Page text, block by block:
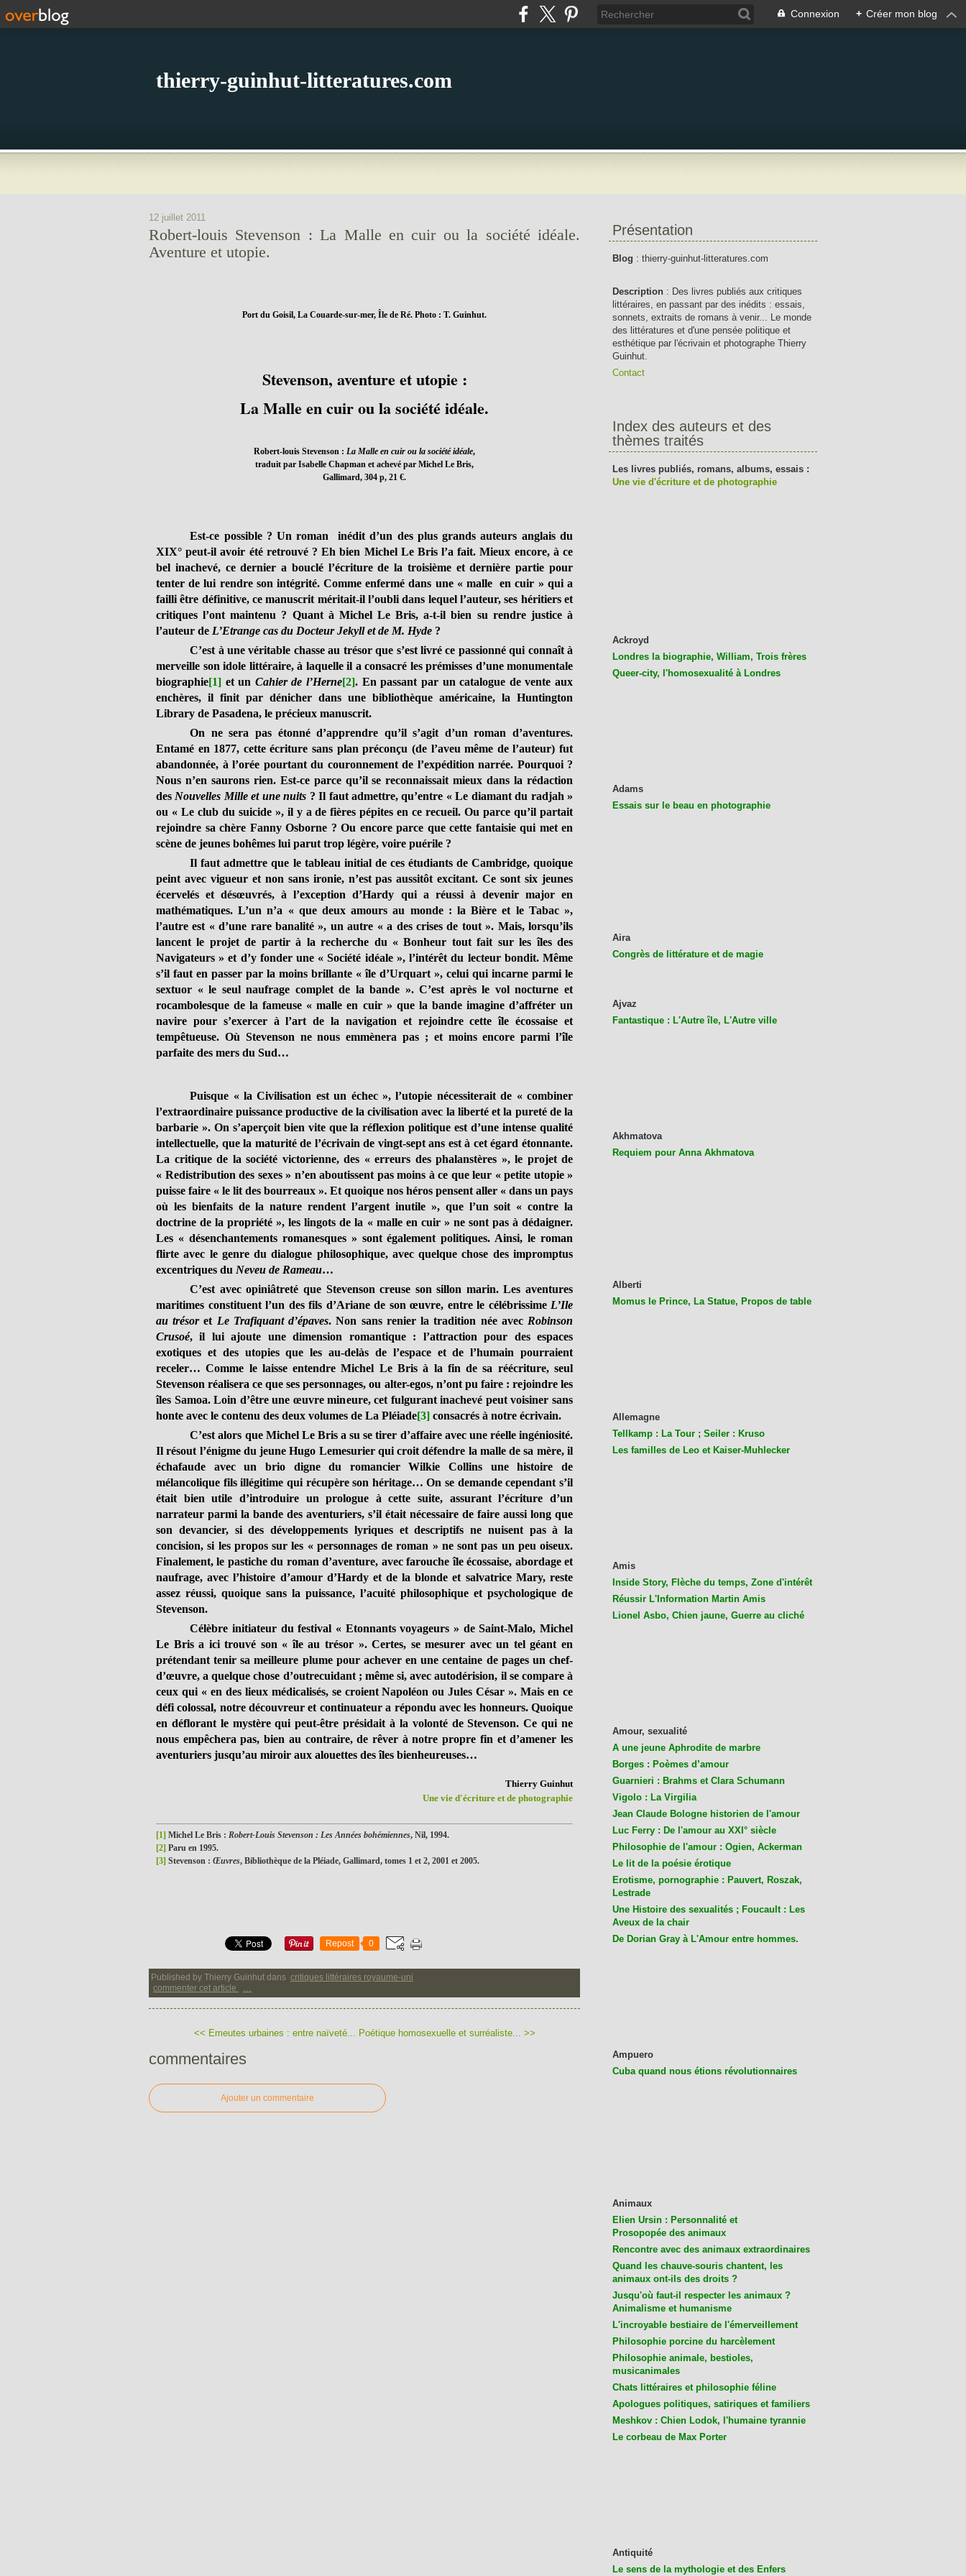
Connexion + Créer mon blog
thierry-guinhut-litteratures.com
12 juillet 2011
Robert-louis Stevenson : La Malle en cuir ou la société idéale.
Aventure et utopie.
Port du Goisil, La Couarde-sur-mer, Île de Ré. Photo : T. Guinhut.
Stevenson, aventure et utopie :
La Malle en cuir ou la société idéale.
Robert-louis Stevenson : La Malle en cuir ou la société idéale,
traduit par Isabelle Chapman et achevé par Michel Le Bris,
Gallimard, 304 p, 21 €.
Est-ce possible ? Un roman inédit d’un des plus grands auteurs anglais du
XIX° peut-il avoir été retrouvé ? Eh bien Michel Le Bris l’a fait. Mieux encore, à ce
bel inachevé, ce dernier a bouclé l’écriture de la troisième et dernière partie pour
tenter de lui rendre son intégrité. Comme enfermé dans une « malle en cuir » qui a
failli être définitive, ce manuscrit méritait-il l’oubli dans lequel l’auteur, ses héritiers et
critiques l’ont maintenu ? Quant à Michel Le Bris, a-t-il bien su rendre justice à
l’auteur de L’Etrange cas du Docteur Jekyll et de M. Hyde ?
C’est à une véritable chasse au trésor que s’est livré ce passionné qui connaît à
merveille son idole littéraire, à laquelle il a consacré les prémisses d’une monumentale
biographie[1] et un Cahier de l’Herne[2]. En passant par un catalogue de vente aux
enchères, il finit par dénicher dans une bibliothèque américaine, la Huntington
Library de Pasadena, le précieux manuscrit.
On ne sera pas étonné d’apprendre qu’il s’agit d’un roman d’aventures.
Entamé en 1877, cette écriture sans plan préconçu (de l’aveu même de l’auteur) fut
abandonnée, à l’orée pourtant du couronnement de l’expédition narrée. Pourquoi ?
Nous n’en saurons rien. Est-ce parce qu’il se reconnaissait mieux dans la rédaction
des Nouvelles Mille et une nuits ? Il faut admettre, qu’entre « Le diamant du radjah »
ou « Le club du suicide », il y a de fières pépites en ce recueil. Ou parce qu’il partait
rejoindre sa chère Fanny Osborne ? Ou encore parce que cette fantaisie qui met en
scène de jeunes bohêmes lui parut trop légère, voire puérile ?
Il faut admettre que le tableau initial de ces étudiants de Cambridge, quoique
peint avec vigueur et non sans ironie, n’est pas aussitôt excitant. Ce sont six jeunes
écervelés et désœuvrés, à l’exception d’Hardy qui a réussi à devenir major en
mathématiques. L’un n’a « que deux amours au monde : la Bière et le Tabac »,
l’autre est « d’une rare banalité », un autre « a des crises de tout ». Mais, lorsqu’ils
lancent le projet de partir à la recherche du « Bonheur tout fait sur les îles des
Navigateurs » et d’y fonder une « Société idéale », l’intérêt du lecteur bondit. Même
s’il faut en passer par la moins brillante « île d’Urquart », celui qui incarne parmi le
sextuor « le seul naufrage complet de la bande ». C’est après le vol nocturne et
rocambolesque de la fameuse « malle en cuir » que la bande imagine d’affréter un
navire pour s’exercer à l’art de la navigation et rejoindre cette île écossaise et
tempêtueuse. Où Stevenson ne nous emmènera pas ; et moins encore parmi l’île
parfaite des mers du Sud…
Puisque « la Civilisation est un échec », l’utopie nécessiterait de « combiner
l’extraordinaire puissance productive de la civilisation avec la liberté et la pureté de la
barbarie ». On s’aperçoit bien vite que la réflexion politique est d’une intense qualité
intellectuelle, que la maturité de l’écrivain de vingt-sept ans est à cet égard étonnante.
La critique de la société victorienne, des « erreurs des phalanstères », le projet de
« Redistribution des sexes » n’en aboutissent pas moins à ce que leur « petite utopie »
puisse faire « le lit des bourreaux ». Et quoique nos héros pensent aller « dans un pays
où les bienfaits de la nature rendent l’argent inutile », que l’un soit « contre la
doctrine de la propriété », les lingots de la « malle en cuir » ne sont pas à dédaigner.
Les « désenchantements romanesques » sont également politiques. Ainsi, le roman
flirte avec le genre du dialogue philosophique, avec quelque chose des impromptus
excentriques du Neveu de Rameau…
C’est avec opiniâtreté que Stevenson creuse son sillon marin. Les aventures
maritimes constituent l’un des fils d’Ariane de son œuvre, entre le célébrissime L’Ile
au trésoret Le Trafiquant d’épaves. Non sans renier la tradition née avec Robinson
Crusoé, il lui ajoute une dimension romantique : l’attraction pour des espaces
exotiques et des utopies que les au-delàs de l’espace et de l’humain pourraient
receler… Comme le laisse entendre Michel Le Bris à la fin de sa réécriture, seul
Stevenson réalisera ce que ses personnages, ou alter-egos, n’ont pu faire : rejoindre les
îles Samoa. Loin d’être une œuvre mineure, cet fulgurant inachevé peut voisiner sans
honte avec le contenu des deux volumes de La Pléiade[3] consacrés à notre écrivain.
C’est alors que Michel Le Bris a su se tirer d’affaire avec une réelle ingéniosité.
Il résout l’énigme du jeune Hugo Lemesurier qui croit défendre la malle de sa mère, il
échafaude avec un brio digne du romancier Wilkie Collins une histoire de
mélancolique fils illégitime qui récupère son héritage… On se demande cependant s’il
était bien utile d’introduire un prologue à cette suite, assurant l’écriture d’un
narrateur parmi la bande des aventuriers, s’il était nécessaire de faire aussi long que
son devancier, si des développements lyriques et descriptifs ne nuisent pas à la
concision, si les propos sur les « personnages de roman » ne sont pas un peu oiseux.
Finalement, le pastiche du roman d’aventure, avec farouche île écossaise, abordage et
naufrage, avec l’histoire d’amour d’Hardy et de la blonde et salvatrice Mary, reste
assez réussi, quoique sans la puissance, l’acuité philosophique et psychologique de
Stevenson.
Célèbre initiateur du festival « Etonnants voyageurs » de Saint-Malo, Michel
Le Bris a ici trouvé son « île au trésor ». Certes, se mesurer avec un tel géant en
prétendant tenir sa meilleure plume pour achever en une centaine de pages un chef-
d’œuvre, a quelque chose d’outrecuidant ; même si, avec autodérision, il se compare à
ceux qui « en des lieux médicalisés, se croient Napoléon ou Jules César ». Mais en ce
défi colossal, notre découvreur et continuateur a répondu avec les honneurs. Quoique
en déflorant le mystère qui peut-être présidait à la volonté de Stevenson. Ce qui ne
nous empêchera pas, bien au contraire, de rêver à notre propre fin et d’amener les
aventuriers jusqu’au miroir aux alouettes des îles bienheureuses…
Thierry Guinhut
Une vie d'écriture et de photographie
[1] Michel Le Bris : Robert-Louis Stevenson : Les Années bohémiennes, Nil, 1994.
[2] Paru en 1995.
[3] Stevenson : Œuvres, Bibliothèque de la Pléiade, Gallimard, tomes 1 et 2, 2001 et 2005.
Repost 0
Published by Thierry Guinhut dans critiques littéraires royaume-uni
commenter cet article
…
<< Emeutes urbaines : entre naïveté... Poétique homosexuelle et surréaliste... >>
commentaires
Ajouter un commentaire
Présentation
Blog : thierry-guinhut-litteratures.com
Description : Des livres publiés aux critiques
littéraires, en passant par des inédits : essais,
sonnets, extraits de romans à venir... Le monde
des littératures et d'une pensée politique et
esthétique par l'écrivain et photographe Thierry
Guinhut.
Contact
Index des auteurs et des
thèmes traités
Les livres publiés, romans, albums, essais :
Une vie d'écriture et de photographie
Ackroyd
Londres la biographie, William, Trois frères
Queer-city, l'homosexualité à Londres
Adams
Essais sur le beau en photographie
Aira
Congrès de littérature et de magie
Ajvaz
Fantastique : L'Autre île, L'Autre ville
Akhmatova
Requiem pour Anna Akhmatova
Alberti
Momus le Prince, La Statue, Propos de table
Allemagne
Tellkamp : La Tour ; Seiler : Kruso
Les familles de Leo et Kaiser-Muhlecker
Amis
Inside Story, Flèche du temps, Zone d'intérêt
Réussir L'Information Martin Amis
Lionel Asbo, Chien jaune, Guerre au cliché
Amour, sexualité
A une jeune Aphrodite de marbre
Borges : Poèmes d’amour
Guarnieri : Brahms et Clara Schumann
Vigolo : La Virgilia
Jean Claude Bologne historien de l'amour
Luc Ferry : De l'amour au XXI° siècle
Philosophie de l'amour : Ogien, Ackerman
Le lit de la poésie érotique
Erotisme, pornographie : Pauvert, Roszak,
Lestrade
Une Histoire des sexualités ; Foucault : Les
Aveux de la chair
De Dorian Gray à L'Amour entre hommes.
Ampuero
Cuba quand nous étions révolutionnaires
Animaux
Elien Ursin : Personnalité et
Prosopopée des animaux
Rencontre avec des animaux extraordinaires
Quand les chauve-souris chantent, les
animaux ont-ils des droits ?
Jusqu'où faut-il respecter les animaux ?
Animalisme et humanisme
L'incroyable bestiaire de l'émerveillement
Philosophie porcine du harcèlement
Philosophie animale, bestioles,
musicanimales
Chats littéraires et philosophie féline
Apologues politiques, satiriques et familiers
Meshkov : Chien Lodok, l'humaine tyrannie
Le corbeau de Max Porter
Antiquité
Le sens de la mythologie et des Enfers